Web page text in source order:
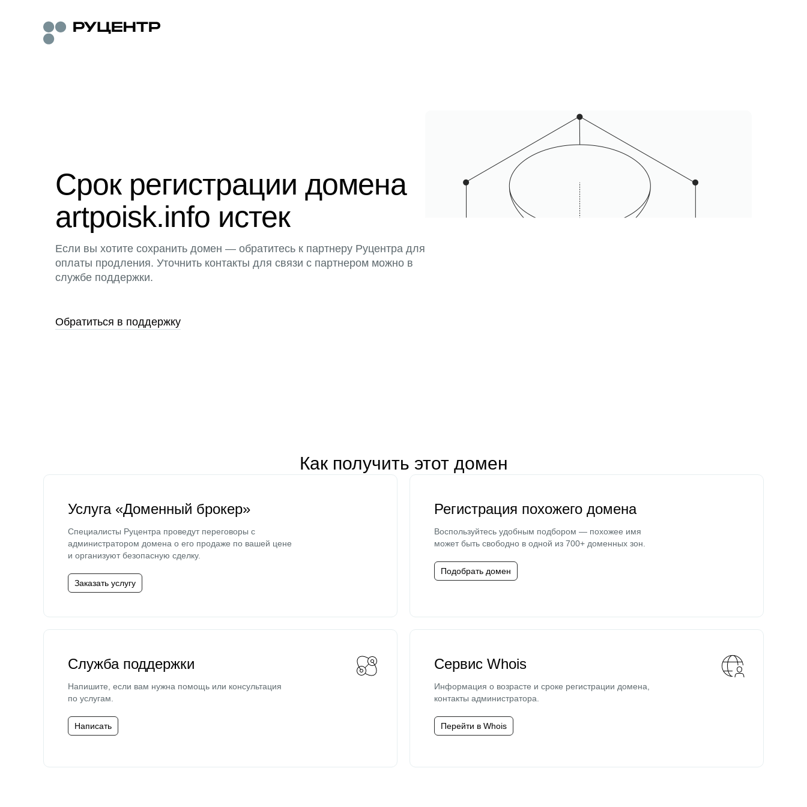
Срок регистрации домена
artpoisk.info истек
Если вы хотите сохранить домен — обратитесь к партнеру Руцентра для
оплаты продления. Уточнить контакты для связи с партнером можно в
службе поддержки.
Обратиться в поддержку
Как получить этот домен
Услуга «Доменный брокер»
Специалисты Руцентра проведут переговоры с
администратором домена о его продаже по вашей цене
и организуют безопасную сделку.
Заказать услугу
Регистрация похожего домена
Воспользуйтесь удобным подбором — похожее имя
может быть свободно в одной из 700+ доменных зон.
Подобрать домен
Служба поддержки
Напишите, если вам нужна помощь или консультация
по услугам.
Написать
Сервис Whois
Информация о возрасте и сроке регистрации домена,
контакты администратора.
Перейти в Whois